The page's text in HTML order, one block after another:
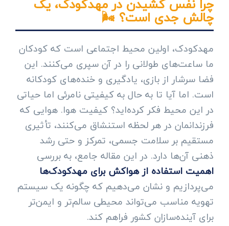
چرا نفس کشیدن در مهدکودک، یک
چالش جدی است؟ 🌬️
مهدکودک، اولین محیط اجتماعی است که کودکان
ما ساعت‌های طولانی را در آن سپری می‌کنند. این
فضا سرشار از بازی، یادگیری و خنده‌های کودکانه
است. اما آیا تا به حال به کیفیتی نامرئی اما حیاتی
در این محیط فکر کرده‌اید؟ کیفیت هوا. هوایی که
فرزندانمان در هر لحظه استنشاق می‌کنند، تأثیری
مستقیم بر سلامت جسمی، تمرکز و حتی رشد
ذهنی آن‌ها دارد. در این مقاله جامع، به بررسی
اهمیت استفاده از هواکش برای مهدکودک‌ها
می‌پردازیم و نشان می‌دهیم که چگونه یک سیستم
تهویه مناسب می‌تواند محیطی سالم‌تر و ایمن‌تر
برای آینده‌سازان کشور فراهم کند.